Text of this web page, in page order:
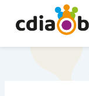
contenido